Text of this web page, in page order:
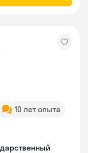
10 лет опыта